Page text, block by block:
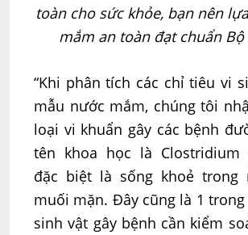
toàn cho sức khỏe, bạn nên
mắm an toàn đạt chuẩn Bộ
“Khi phân tích các chỉ tiêu vi
mẫu nước mắm, chúng tôi
loại vi khuẩn gây các bệnh
tên khoa học là Clostridium
đặc biệt là sống khoẻ trong
muối mặn. Đây cũng là 1
sinh vật gây bệnh cần kiểm